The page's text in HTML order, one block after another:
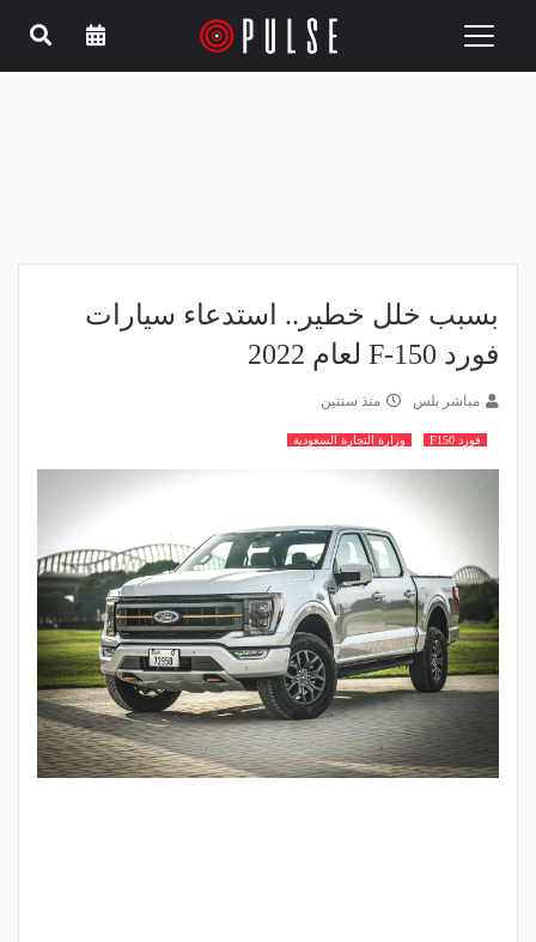
Toggle
بسبب خلل خطير.. استدعاء سيارات
فورد F-150 لعام 2022
مباشر بلس منذ سنتين
فورد F150 وزارة التجارة السعودية